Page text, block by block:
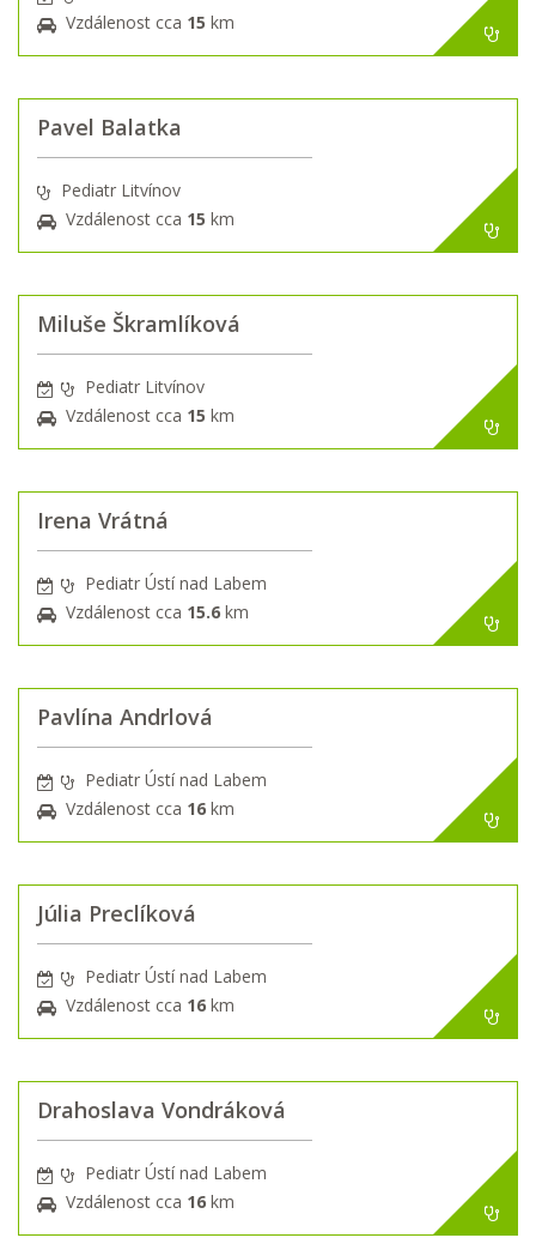
Vzdálenost cca 15 km
Pavel Balatka
Pediatr Litvínov
Vzdálenost cca 15 km
Miluše Škramlíková
Pediatr Litvínov
Vzdálenost cca 15 km
Irena Vrátná
Pediatr Ústí nad Labem
Vzdálenost cca 15.6 km
Pavlína Andrlová
Pediatr Ústí nad Labem
Vzdálenost cca 16 km
Júlia Preclíková
Pediatr Ústí nad Labem
Vzdálenost cca 16 km
Drahoslava Vondráková
Pediatr Ústí nad Labem
Vzdálenost cca 16 km